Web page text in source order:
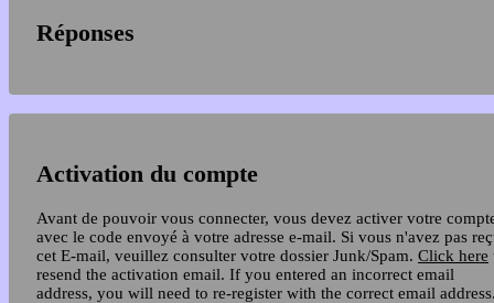
Réponses
Activation du compte
Avant de pouvoir vous connecter, vous devez activer votre
avec le code envoyé à votre adresse e-mail. Si vous n'avez pas
cet E-mail, veuillez consulter votre dossier Junk/Spam. Click here
resend the activation email. If you entered an incorrect email
address, you will need to re-register with the correct email